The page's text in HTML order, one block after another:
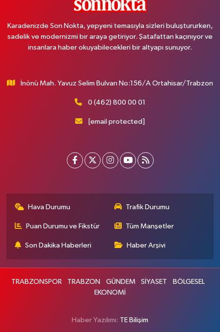
Karadenizde Son Nokta, yepyeni temasıyla sizleri buluştururken,
sadelik ve modernizmi bir araya getiriyor. Şatafattan kaçınıyor ve
insanlara haber okuyabilecekleri bir altyapı sunuyor.
İnönü Mah. Yavuz Selim Bulvarı No:156/A Ortahisar/Trabzon
0 (462) 800 00 01
[email protected]
Hava Durumu Trafik Durumu
Puan Durumu ve Fikstür Tüm Manşetler
Son Dakika Haberleri Haber Arşivi
TRABZONSPOR TRABZON GÜNDEM SİYASET
BÖLGESEL
EKONOMİ
Haber Yazılımı: TE Bilişim